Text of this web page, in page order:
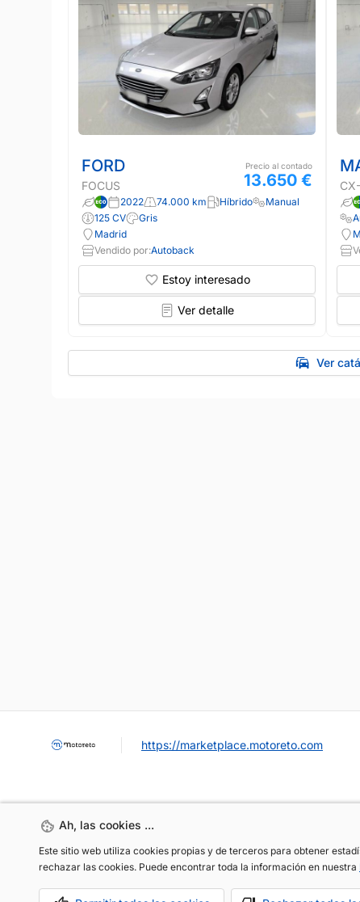
FORD
FOCUS
Precio al contado
13.650 €
2022 74.000 km Híbrido
Manual
125 CV
Gris
Madrid
Vendido por:Autoback
Estoy interesado
Ver detalle
Ver
Ah, las cookies ...
Este sitio web utiliza cookies propias y de terceros para obtener
rechazar las cookies. Puede encontrar toda la información en nuestra
Ah, las cookies ...
Este sitio web utiliza cookies propias y de terceros para obtener
rechazar las cookies. Puede encontrar toda la información en nuestra
https://marketplace.motoreto.com
OCASIÓN / KM0 VENDER MI COCHE CONTACTO